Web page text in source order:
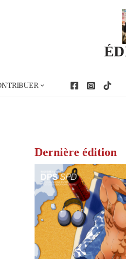
Dernière édition